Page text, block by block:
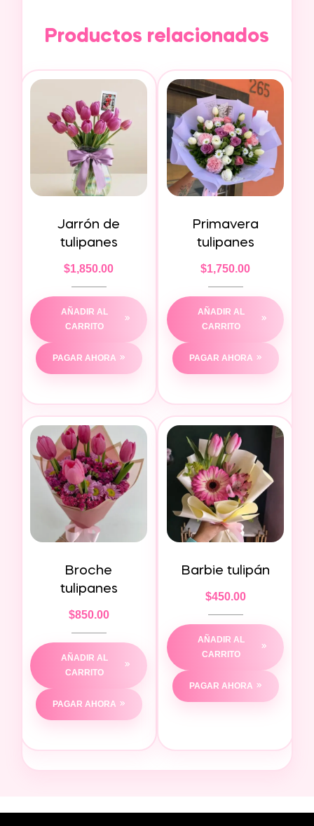
Productos relacionados
Jarrón de
tulipanes
$1,850.00
AÑADIR AL
CARRITO
PAGAR AHORA
Primavera
tulipanes
$1,750.00
AÑADIR AL
CARRITO
PAGAR AHORA
Broche
tulipanes
$850.00
AÑADIR AL
CARRITO
PAGAR AHORA
Barbie tulipán
$450.00
AÑADIR AL
CARRITO
PAGAR AHORA